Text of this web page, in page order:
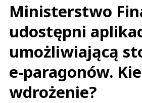
Ministerstwo
udostępni
umożliwiającą
e-paragonów.
wdrożenie?